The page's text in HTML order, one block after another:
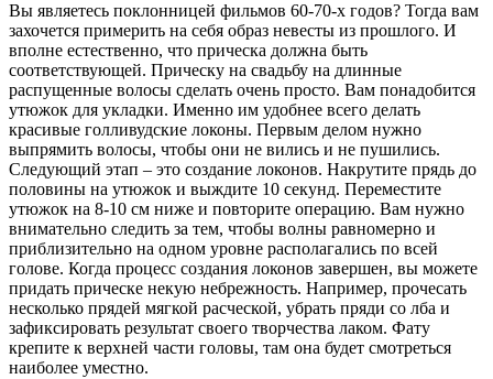
Вы являетесь поклонницей фильмов 60-70-х годов? Тогда вам
захочется примерить на себя образ невесты из прошлого. И
вполне естественно, что прическа должна быть
соответствующей. Прическу на свадьбу на длинные
распущенные волосы сделать очень просто. Вам понадобится
утюжок для укладки. Именно им удобнее всего делать
красивые голливудские локоны. Первым делом нужно
выпрямить волосы, чтобы они не вились и не пушились.
Следующий этап – это создание локонов. Накрутите прядь до
половины на утюжок и выждите 10 секунд. Переместите
утюжок на 8-10 см ниже и повторите операцию. Вам нужно
внимательно следить за тем, чтобы волны равномерно и
приблизительно на одном уровне располагались по всей
голове. Когда процесс создания локонов завершен, вы можете
придать прическе некую небрежность. Например, прочесать
несколько прядей мягкой расческой, убрать пряди со лба и
зафиксировать результат своего творчества лаком. Фату
крепите к верхней части головы, там она будет смотреться
наиболее уместно.